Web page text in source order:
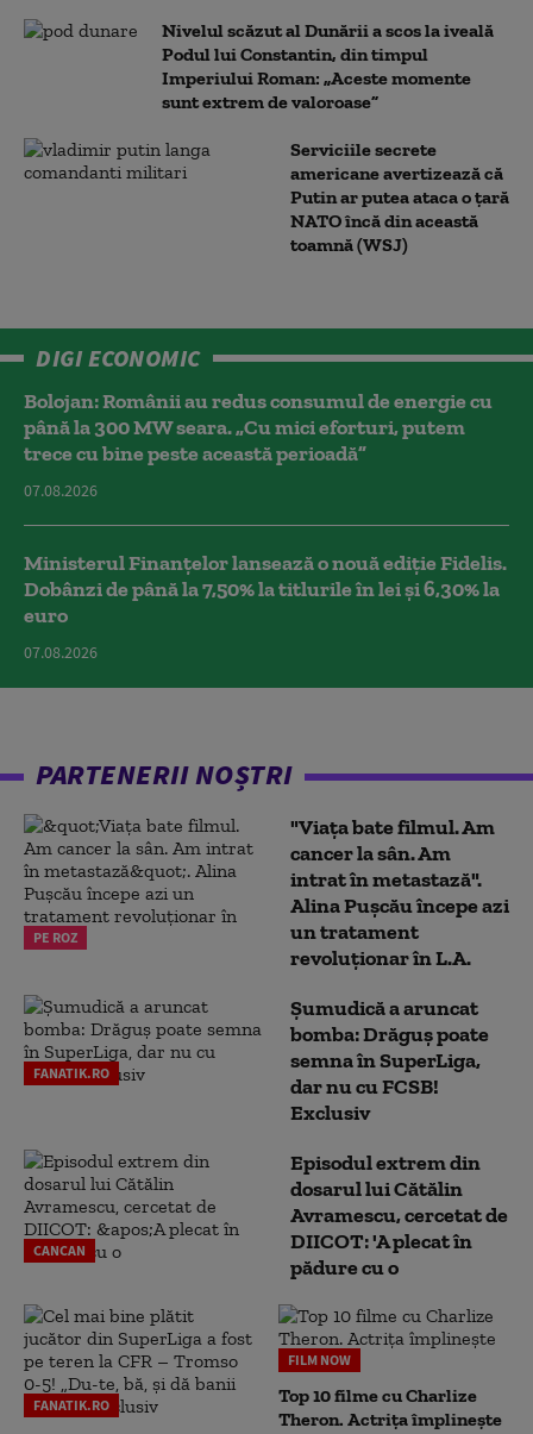
Nivelul scăzut al Dunării a scos la iveală
Podul lui Constantin, din timpul
Imperiului Roman: „Aceste momente
sunt extrem de valoroase”
Serviciile secrete
americane avertizează că
Putin ar putea ataca o țară
NATO încă din această
toamnă (WSJ)
DIGI ECONOMIC
Bolojan: Românii au redus consumul de energie cu
până la 300 MW seara. „Cu mici eforturi, putem
trece cu bine peste această perioadă”
07.08.2026
Ministerul Finanțelor lansează o nouă ediție Fidelis.
Dobânzi de până la 7,50% la titlurile în lei și 6,30% la
euro
07.08.2026
PARTENERII NOȘTRI
PE ROZ
"Viața bate filmul. Am
cancer la sân. Am
intrat în metastază".
Alina Pușcău începe azi
un tratament
revoluționar în L.A.
FANATIK.RO
Șumudică a aruncat
bomba: Drăguș poate
semna în SuperLiga,
dar nu cu FCSB!
Exclusiv
CANCAN
Episodul extrem din
dosarul lui Cătălin
Avramescu, cercetat de
DIICOT: 'A plecat în
pădure cu o
FANATIK.RO
FILM NOW
Top 10 filme cu Charlize
Theron. Actrița împlinește